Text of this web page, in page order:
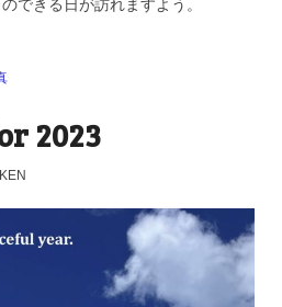
できる日が訪れますよう。
2023